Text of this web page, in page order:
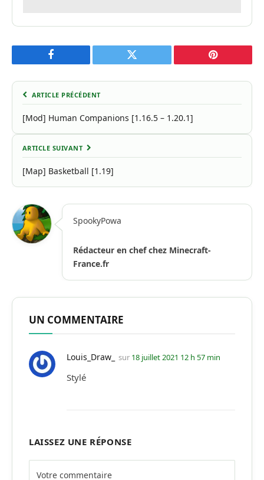
Facebook Twitter Pinterest
ARTICLE PRÉCÉDENT
[Mod] Human Companions [1.16.5 – 1.20.1]
ARTICLE SUIVANT
[Map] Basketball [1.19]
SpookyPowa
Rédacteur en chef chez Minecraft-
France.fr
UN COMMENTAIRE
Louis_Draw_ sur 18 juillet 2021 12 h 57 min
Stylé
LAISSEZ UNE RÉPONSE